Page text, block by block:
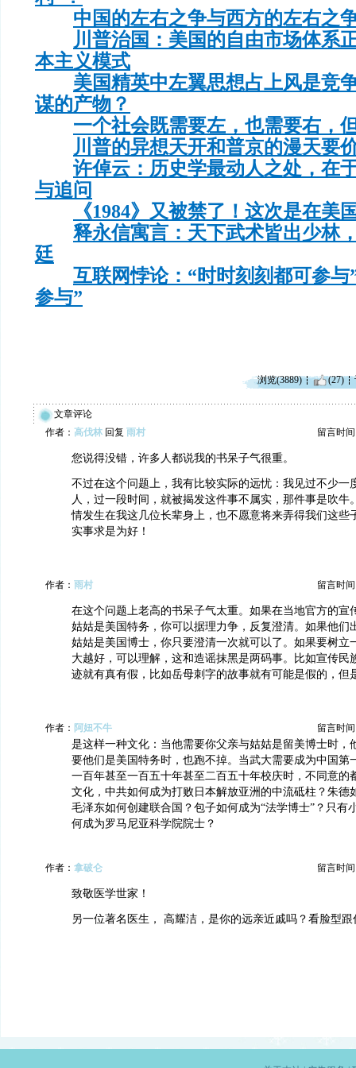
中国的左右之争与西方的左右之
川普治国：美国的自由市场体系
本主义模式
美国精英中左翼思想占上风是竞
谋的产物？
一个社会既需要左，也需要右，
川普的异想天开和普京的漫天要
许倬云：历史学最动人之处，在
与追问
《1984》又被禁了！这次是在美
释永信寓言：天下武术皆出少林
廷
互联网悖论：“时时刻刻都可参与
参与”
浏览(3889) (27)
文章评论
作者： 高伐林 回复 雨村 留言时间
您说得没错，许多人都说我的书呆子气很重。
不过在这个问题上，我有比较实际的远忧：我见过不少一
人，过一段时间，就被揭发这件事不属实，那件事是吹牛
情发生在我这几位长辈身上，也不愿意将来弄得我们这些
实事求是为好！
作者： 雨村 留言时间
在这个问题上老高的书呆子气太重。如果在当地官方的宣
姑姑是美国特务，你可以据理力争，反复澄清。如果他们
姑姑是美国博士，你只要澄清一次就可以了。如果要树立
大越好，可以理解，这和造谣抹黑是两码事。比如宣传民
迹就有真有假，比如岳母刺字的故事就有可能是假的，但
作者： 阿妞不牛 留言时间
是这样一种文化：当他需要你父亲与姑姑是留美博士时，
要他们是美国特务时，也跑不掉。当武大需要成为中国第
一百年甚至一百五十年甚至二百五十年校庆时，不同意的
文化，中共如何成为打败日本解放亚洲的中流砥柱？朱德
毛泽东如何创建联合国？包子如何成为“法学博士”？只有
何成为罗马尼亚科学院院士？
作者： 拿破仑 留言时间
致敬医学世家！
另一位著名医生， 高耀洁，是你的远亲近戚吗？看脸型